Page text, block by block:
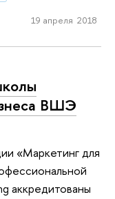
19 апреля 2018
ВШЭ
«Маркетинг для
аккредитованы